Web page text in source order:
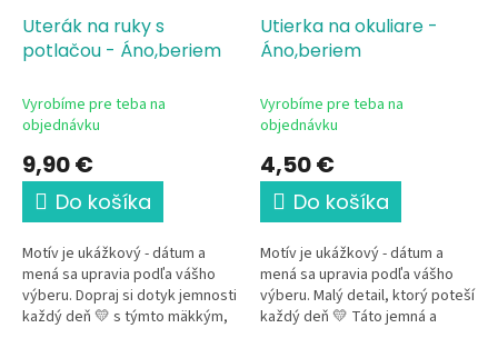
Uterák na ruky s
potlačou - Áno,beriem
Vyrobíme pre teba na
objednávku
9,90 €
Do košíka
Motív je ukážkový - dátum a
mená sa upravia podľa vášho
výberu. Dopraj si dotyk jemnosti
každý deň 💛 s týmto mäkkým,
Utierka na okuliare -
Áno,beriem
Vyrobíme pre teba na
objednávku
4,50 €
Do košíka
Motív je ukážkový - dátum a
mená sa upravia podľa vášho
výberu. Malý detail, ktorý poteší
každý deň 💛 Táto jemná a